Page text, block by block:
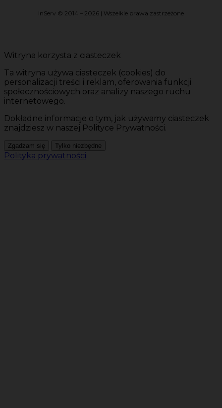
InServ © 2014 – 2026 | Wszelkie prawa zastrzeżone
Witryna korzysta z ciasteczek
Ta witryna używa ciasteczek (cookies) do
personalizacji treści i reklam, oferowania funkcji
społecznościowych oraz analizy naszego ruchu
internetowego.
Dokładne informacje o tym, jak używamy ciasteczek
znajdziesz w naszej Polityce Prywatności.
Zgadzam się Tylko niezbędne
Polityka prywatności